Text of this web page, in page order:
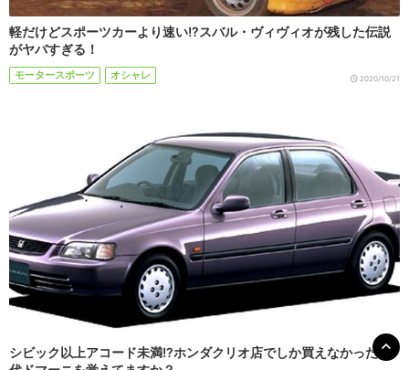
軽だけどスポーツカーより速い!?スバル・ヴィヴィオが残した伝説
がヤバすぎる！
モータースポーツ オシャレ 2020/10/21
シビック以上アコード未満!?ホンダクリオ店でしか買えなかった初